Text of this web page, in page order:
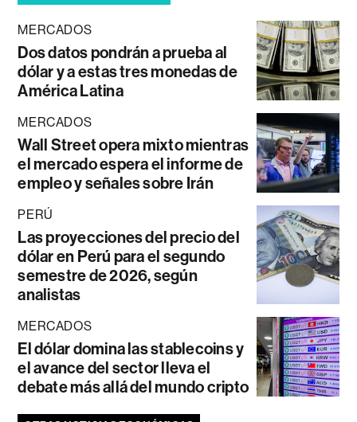
MERCADOS
Dos datos pondrán a prueba al
dólar y a estas tres monedas de
América Latina
MERCADOS
Wall Street opera mixto mientras
el mercado espera el informe de
empleo y señales sobre Irán
PERÚ
Las proyecciones del precio del
dólar en Perú para el segundo
semestre de 2026, según
analistas
MERCADOS
El dólar domina las stablecoins y
el avance del sector lleva el
debate más allá del mundo cripto